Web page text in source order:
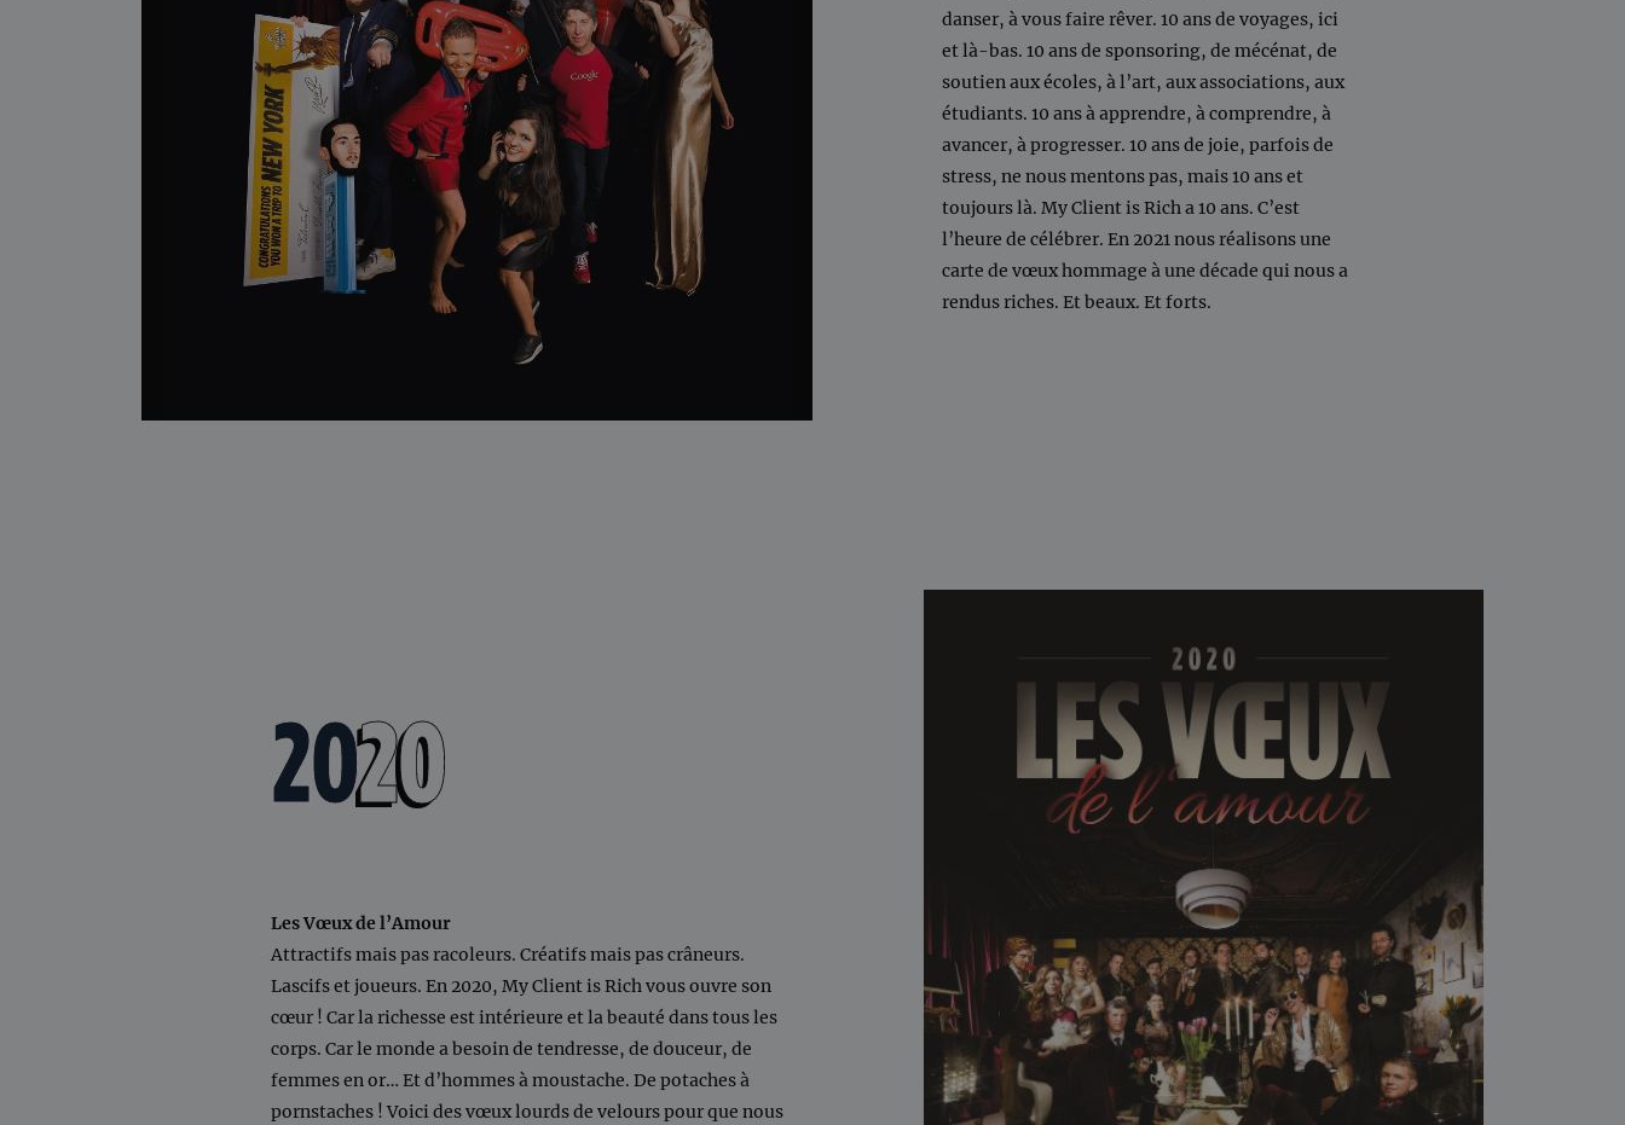
danser, à vous faire rêver. 10 ans de voyages, ici
et là-bas. 10 ans de sponsoring, de mécénat, de
soutien aux écoles, à l’art, aux associations, aux
étudiants. 10 ans à apprendre, à comprendre, à
avancer, à progresser. 10 ans de joie, parfois de
stress, ne nous mentons pas, mais 10 ans et
toujours là. My Client is Rich a 10 ans. C’est
l’heure de célébrer. En 2021 nous réalisons une
carte de vœux hommage à une décade qui nous a
rendus riches. Et beaux. Et forts.
2020
Les Vœux de l’Amour
Attractifs mais pas racoleurs. Créatifs mais pas crâneurs.
Lascifs et joueurs. En 2020, My Client is Rich vous ouvre son
cœur ! Car la richesse est intérieure et la beauté dans tous les
corps. Car le monde a besoin de tendresse, de douceur, de
femmes en or… Et d’hommes à moustache. De potaches à
pornstaches ! Voici des vœux lourds de velours pour que nous